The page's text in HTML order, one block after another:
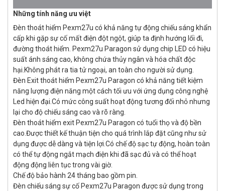
Những tính năng ưu việt
Đèn thoát hiểm Pexm27u có khả năng tự động chiếu sáng khẩn
cấp khi gặp sự cố mất điện đột ngột, giúp ta định hướng lối đi,
đường thoát hiểm. Pexm27u Paragon sử dụng chip LED có hiệu
suất ánh sáng cao, không chứa thủy ngân và hóa chất độc
hại.Không phát ra tia tử ngoại, an toàn cho người sử dụng.
Đèn Exit thoát hiểm Pexm27u Paragon có khả năng tiết kiệm
năng lượng điện năng một cách tối ưu với ứng dụng công nghệ
Led hiện đại.Có mức công suất hoạt động tương đối nhỏ nhưng
lại cho độ chiếu sáng cao và rõ ràng.
Đèn thoát hiểm exit Pexm27u Paragon có tuổi thọ và độ bền
cao.Được thiết kế thuận tiện cho quá trình lắp đặt cũng như sử
dụng được dễ dàng và tiện lợi.Có chế độ sạc tự động, hoàn toàn
có thể tự động ngắt mạch điện khi đã sạc đủ và có thể hoạt
động động liên tục trong vài giờ.
Chế độ bảo hành 24 tháng bao gồm pin.
Đèn chiếu sáng sự cố Pexm27u Paragon được sử dụng trong